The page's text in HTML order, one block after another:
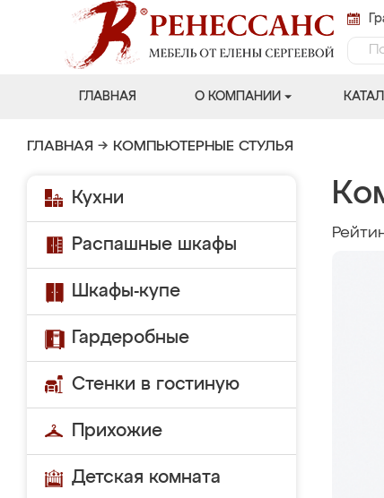
ГЛАВНАЯ О КОМПАНИИ
ГЛАВНАЯ → КОМПЬЮТЕРНЫЕ СТУЛЬЯ
Кухни
Распашные шкафы
Шкафы-купе
Гардеробные
Стенки в гостиную
Прихожие
Детская комната